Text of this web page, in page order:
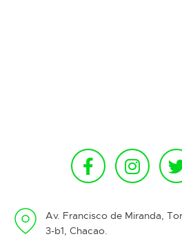
Av. Francisco de Miranda,
3-b1, Chacao.